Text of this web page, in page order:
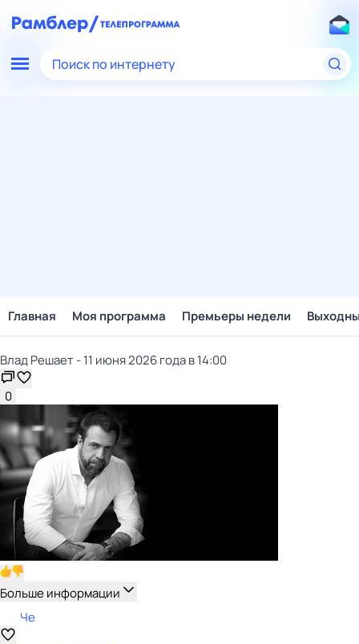
Поиск по интернету
Главная Моя программа Премьеры недели
Влад Решает - 11 июня 2026 года в 14:00
0
Больше информации
Че